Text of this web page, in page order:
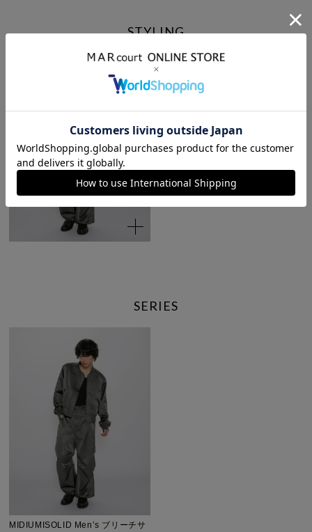
STYLING
SERIES
MIDIUMISOLID Men’s ブリーチサ